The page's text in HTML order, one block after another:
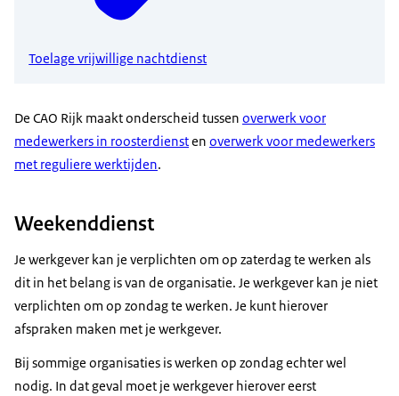
Toelage vrijwillige nachtdienst
De CAO Rijk maakt onderscheid tussen overwerk voor
medewerkers in roosterdiensten overwerk voor medewerkers
met reguliere werktijden.
Weekenddienst
Je werkgever kan je verplichten om op zaterdag te werken als
dit in het belang is van de organisatie. Je werkgever kan je niet
verplichten om op zondag te werken. Je kunt hierover
afspraken maken met je werkgever.
Bij sommige organisaties is werken op zondag echter wel
nodig. In dat geval moet je werkgever hierover eerst